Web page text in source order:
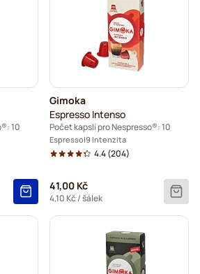
10
Gimoka
Espresso Intenso
Počet kapslí pro Nespresso®: 10
Espresso 9 Intenzita
4.4(204)
41,00 Kč
4,10 Kč / šálek